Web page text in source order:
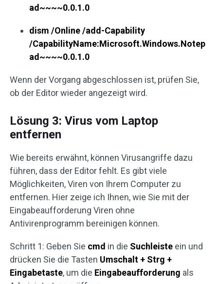
ad~~~~0.0.1.0
dism /Online /add-Capability
/CapabilityName:Microsoft.Windows.Notep
ad~~~~0.0.1.0
Wenn der Vorgang abgeschlossen ist, prüfen Sie,
ob der Editor wieder angezeigt wird.
Lösung 3: Virus vom Laptop
entfernen
Wie bereits erwähnt, können Virusangriffe dazu
führen, dass der Editor fehlt. Es gibt viele
Möglichkeiten, Viren von Ihrem Computer zu
entfernen. Hier zeige ich Ihnen, wie Sie mit der
Eingabeaufforderung Viren ohne
Antivirenprogramm bereinigen können.
Schritt 1: Geben Sie cmd in die Suchleiste ein und
drücken Sie die Tasten Umschalt + Strg +
Eingabetaste, um die Eingabeaufforderung als